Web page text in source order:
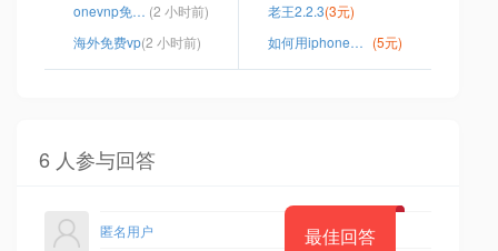
onevnp免费版安卓apk (2 小时前)
海外免费vp(2 小时前)
老王2.2.3(3元)
如何用iphone进入外网 (5元)
6 人参与回答
最佳回答
匿名用户